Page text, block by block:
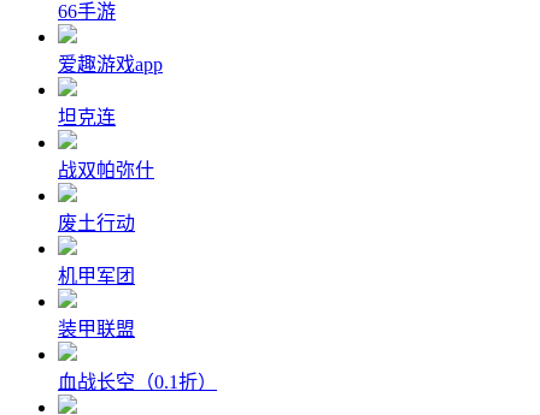
66手游
爱趣游戏app
坦克连
战双帕弥什
废土行动
机甲军团
装甲联盟
血战长空（0.1折）